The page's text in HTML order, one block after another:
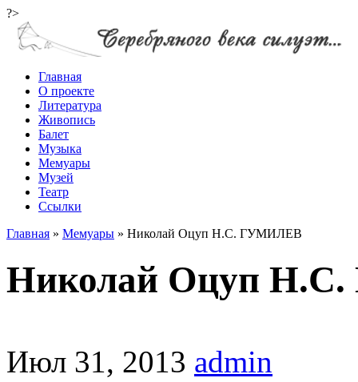
?>
Главная
О проекте
Литература
Живопись
Балет
Музыка
Мемуары
Музей
Театр
Ссылки
Главная » Мемуары » Николай Оцуп Н.С. ГУМИЛЕВ
Николай Оцуп
Июл 31, 2013 admin